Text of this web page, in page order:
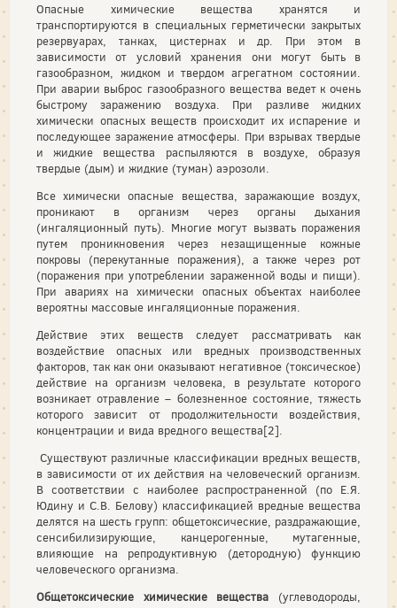
Опасные химические вещества хранятся и
транспортируются в специальных герметически закрытых
резервуарах, танках, цистернах и др. При этом в
зависимости от условий хранения они могут быть в
газообразном, жидком и твердом агрегатном состоянии.
При аварии выброс газообразного вещества ведет к очень
быстрому заражению воздуха. При разливе жидких
химически опасных веществ происходит их испарение и
последующее заражение атмосферы. При взрывах твердые
и жидкие вещества распыляются в воздухе, образуя
твердые (дым) и жидкие (туман) аэрозоли.
Все химически опасные вещества, заражающие воздух,
проникают в организм через органы дыхания
(ингаляционный путь). Многие могут вызвать поражения
путем проникновения через незащищенные кожные
покровы (перекутанные поражения), а также через рот
(поражения при употреблении зараженной воды и пищи).
При авариях на химически опасных объектах наиболее
вероятны массовые ингаляционные поражения.
Действие этих веществ следует рассматривать как
воздействие опасных или вредных производственных
факторов, так как они оказывают негативное (токсическое)
действие на организм человека, в результате которого
возникает отравление – болезненное состояние, тяжесть
которого зависит от продолжительности воздействия,
концентрации и вида вредного вещества[2].
Существуют различные классификации вредных веществ,
в зависимости от их действия на человеческий организм.
В соответствии с наиболее распространенной (по Е.Я.
Юдину и С.В. Белову) классификацией вредные вещества
делятся на шесть групп: общетоксические, раздражающие,
сенсибилизирующие, канцерогенные, мутагенные,
влияющие на репродуктивную (детородную) функцию
человеческого организма.
Общетоксические химические вещества (углеводороды,